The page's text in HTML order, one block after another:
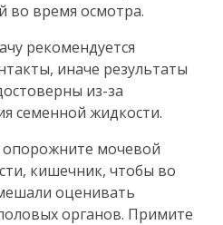
во время осмотра.
рекомендуется
иначе результаты
из-за
семенной жидкости.
мочевой
кишечник, чтобы во
оценивать
органов. Примите